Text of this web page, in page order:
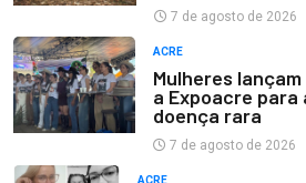
7 de agosto de 2026
ACRE
Mulheres
a Expoacre para
doença rara
7 de agosto de 2026
ACRE